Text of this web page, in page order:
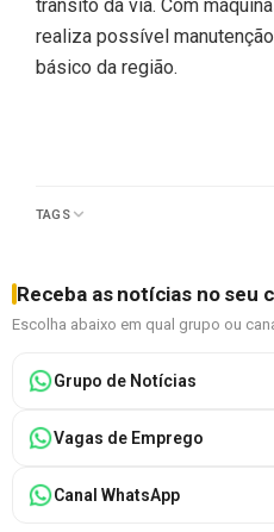
trânsito da via. Com
realiza possível
básico da região.
TAGS
Receba as notícias no seu
Escolha abaixo em qual grupo ou
Grupo de Notícias
Vagas de Emprego
Canal WhatsApp